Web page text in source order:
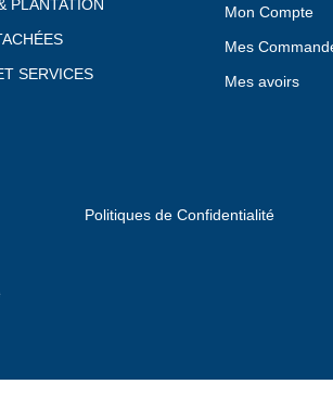
PLANTATION
SERVICES
Mon Compte
Mes
Mes avoirs
Politiques de Confidentialité